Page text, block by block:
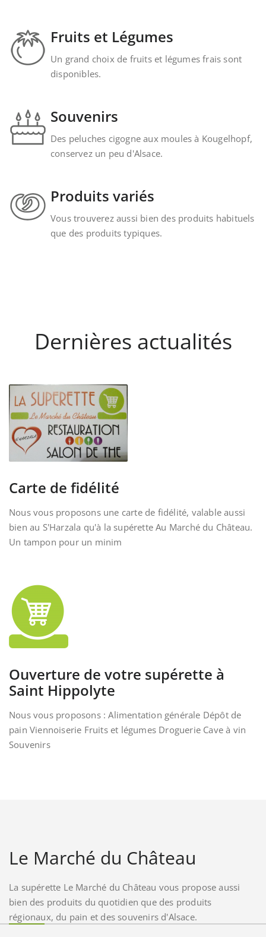
Fruits et Légumes
Un grand choix de fruits et légumes frais sont
disponibles.
Souvenirs
Des peluches cigogne aux moules à Kougelhopf,
conservez un peu d'Alsace.
Produits variés
Vous trouverez aussi bien des produits habituels
que des produits typiques.
Dernières actualités
Carte de fidélité
Nous vous proposons une carte de fidélité, valable aussi
bien au S'Harzala qu'à la supérette Au Marché du Château.
Un tampon pour un minim
Ouverture de votre supérette à
Saint Hippolyte
Nous vous proposons : Alimentation générale Dépôt de
pain Viennoiserie Fruits et légumes Droguerie Cave à vin
Souvenirs
Le Marché du Château
La supérette Le Marché du Château vous propose aussi
bien des produits du quotidien que des produits
régionaux, du pain et des souvenirs d'Alsace.